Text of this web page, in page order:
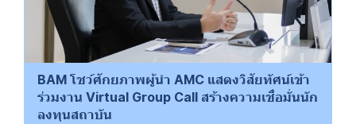
BAM โชว์ศักยภาพผู้นำ AMC แสดงวิสัยทัศน์เข้า
ร่วมงาน Virtual Group Call สร้างความเชื่อมั่นนัก
ลงทุนสถาบัน